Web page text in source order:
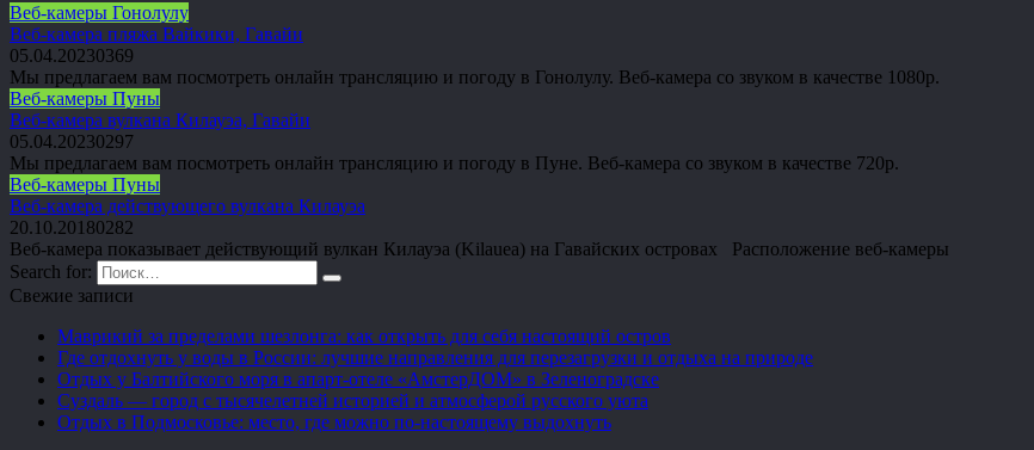
Веб-камеры Гонолулу
Веб-камера пляжа Вайкики, Гавайи
05.04.20230369
Мы предлагаем вам посмотреть онлайн трансляцию и погоду в Гонолулу. Веб-камера со звуком в качестве 1080p.
Веб-камеры Пуны
Веб-камера вулкана Килауэа, Гавайи
05.04.20230297
Мы предлагаем вам посмотреть онлайн трансляцию и погоду в Пуне. Веб-камера со звуком в качестве 720p.
Веб-камеры Пуны
Веб-камера действующего вулкана Килауэа
20.10.20180282
Веб-камера показывает действующий вулкан Килауэа (Kilauea) на Гавайских островах Расположение веб-камеры
Search for:
Свежие записи
Маврикий за пределами шезлонга: как открыть для себя настоящий остров
Где отдохнуть у воды в России: лучшие направления для перезагрузки и отдыха на природе
Отдых у Балтийского моря в апарт-отеле «АмстерДОМ» в Зеленоградске
Суздаль — город с тысячелетней историей и атмосферой русского уюта
Отдых в Подмосковье: место, где можно по-настоящему выдохнуть